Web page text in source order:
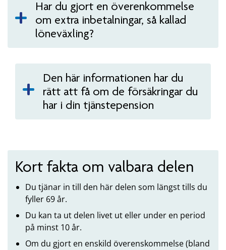
Har du gjort en överenkommelse
om extra inbetalningar, så kallad
löneväxling?
Den här informationen har du
rätt att få om de försäkringar du
har i din tjänstepension
Kort fakta om valbara delen
Du tjänar in till den här delen som längst tills du
fyller 69 år.
Du kan ta ut delen livet ut eller under en period
på minst 10 år.
Om du gjort en enskild överenskommelse (bland